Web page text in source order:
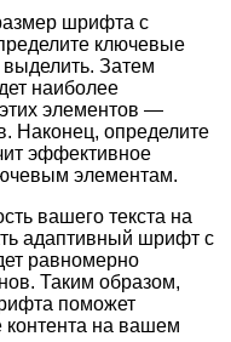
шрифта с
ключевые
выделить. Затем
наиболее
элементов —
Наконец, определите
эффективное
элементам.
вашего текста на
адаптивный шрифт с
равномерно
Таким образом,
поможет
контента на вашем